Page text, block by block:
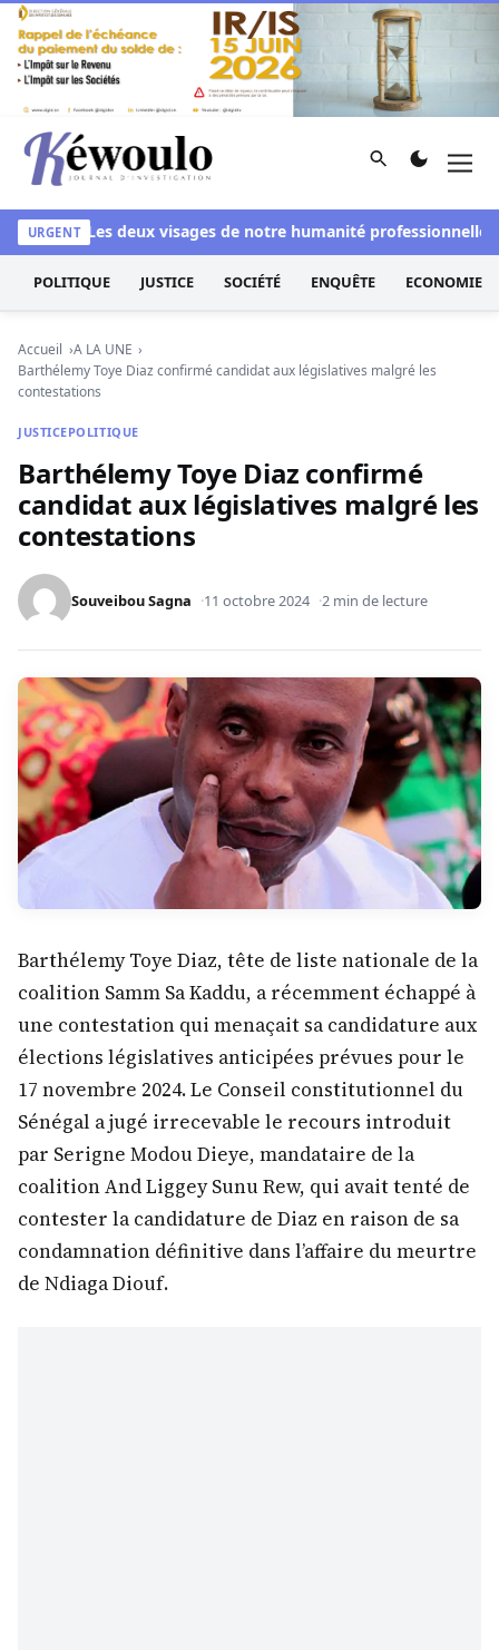
Aller au contenu
Kéwoulo, le premier site d'information et d'investigation
Rechercher
URGENTLes deux visages de notre humanité professionnelle :
POLITIQUE JUSTICE SOCIÉTÉ ENQUÊTE ECONOMIE
Accueil
A LA UNE
Barthélemy Toye Diaz confirmé candidat aux législatives malgré les
contestations
JUSTICEPOLITIQUE
Barthélemy Toye Diaz confirmé
candidat aux législatives malgré les
contestations
Souveibou Sagna 11 octobre 2024 2 min de lecture
Barthélemy Toye Diaz, tête de liste nationale de la
coalition Samm Sa Kaddu, a récemment échappé à
une contestation qui menaçait sa candidature aux
élections législatives anticipées prévues pour le
17 novembre 2024. Le Conseil constitutionnel du
Sénégal a jugé irrecevable le recours introduit
par Serigne Modou Dieye, mandataire de la
coalition And Liggey Sunu Rew, qui avait tenté de
contester la candidature de Diaz en raison de sa
condamnation définitive dans l’affaire du meurtre
de Ndiaga Diouf.